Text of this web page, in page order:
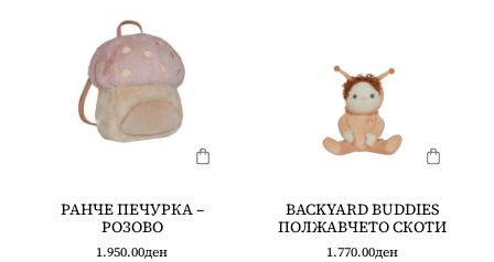
РАНЧЕ ПЕЧУРКА –
РОЗОВО
1.950.00ден
BACKYARD BUDDIES
ПОЛЖАВЧЕТО СКОТИ
1.770.00ден